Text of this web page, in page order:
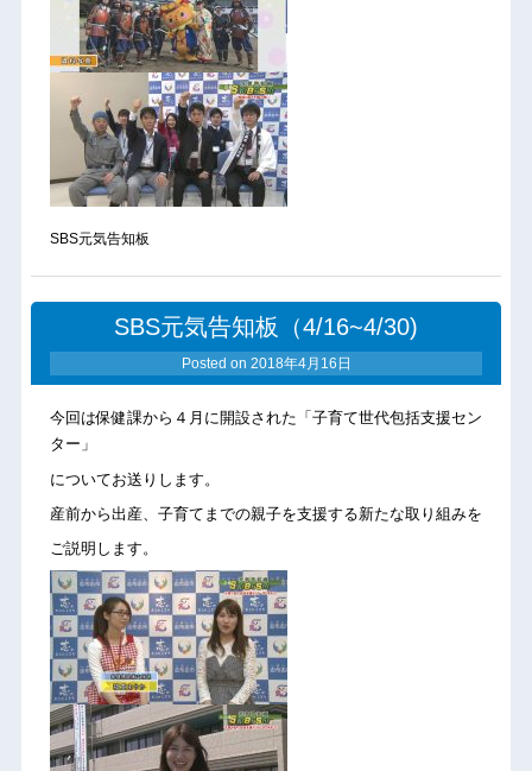
SBS元気告知板
SBS元気告知板（4/16~4/30)
Posted on 2018年4月16日
今回は保健課から４月に開設された「子育て世代包括支援セン
ター」
についてお送りします。
産前から出産、子育てまでの親子を支援する新たな取り組みを
ご説明します。